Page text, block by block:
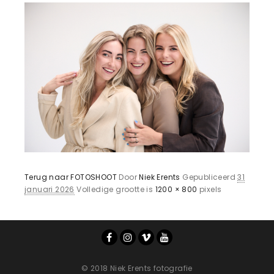
Terug naar FOTOSHOOT DoorNiek Erents Gepubliceerd31
januari 2026 Volledige grootte is 1200 × 800 pixels
© 2018 Niek Erents fotografie